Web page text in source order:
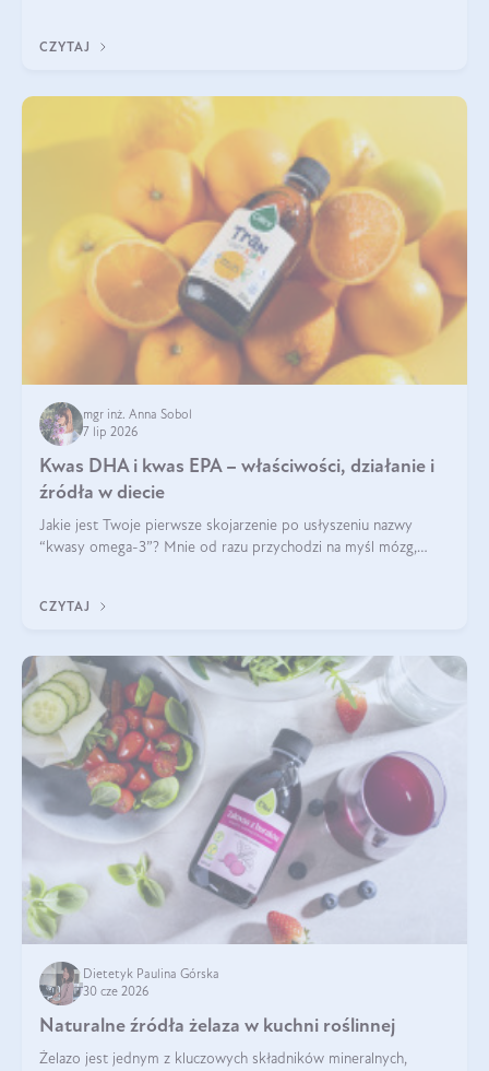
CZYTAJ
mgr inż. Anna Sobol
7 lip 2026
Kwas DHA i kwas EPA – właściwości, działanie i
źródła w diecie
Jakie jest Twoje pierwsze skojarzenie po usłyszeniu nazwy
“kwasy omega-3”? Mnie od razu przychodzi na myśl mózg,
EPA.
CZYTAJ
Dietetyk Paulina Górska
30 cze 2026
Naturalne źródła żelaza w kuchni roślinnej
Żelazo jest jednym z kluczowych składników mineralnych,